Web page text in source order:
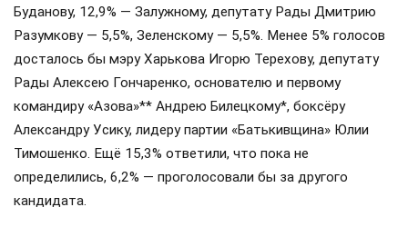
Буданову, 12,9% — Залужному, депутату Рады Дмитрию
Разумкову — 5,5%, Зеленскому — 5,5%. Менее 5% голосов
досталось бы мэру Харькова Игорю Терехову, депутату
Рады Алексею Гончаренко, основателю и первому
командиру «Азова»** Андрею Билецкому*, боксёру
Александру Усику, лидеру партии «Батькивщина» Юлии
Тимошенко. Ещё 15,3% ответили, что пока не
определились, 6,2% — проголосовали бы за другого
кандидата.